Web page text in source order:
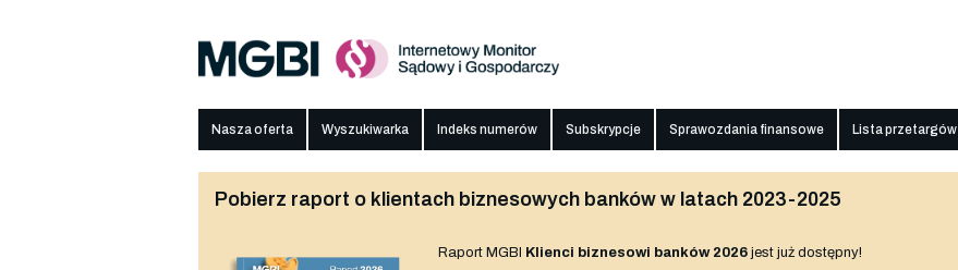
Nasza oferta Wyszukiwarka Indeks numerów Subskrypcje Sprawozdania finansowe Lista przetargów
Pobierz raport o klientach biznesowych banków w latach 2023-2025
Raport MGBI Klienci biznesowi banków 2026 jest już dostępny!